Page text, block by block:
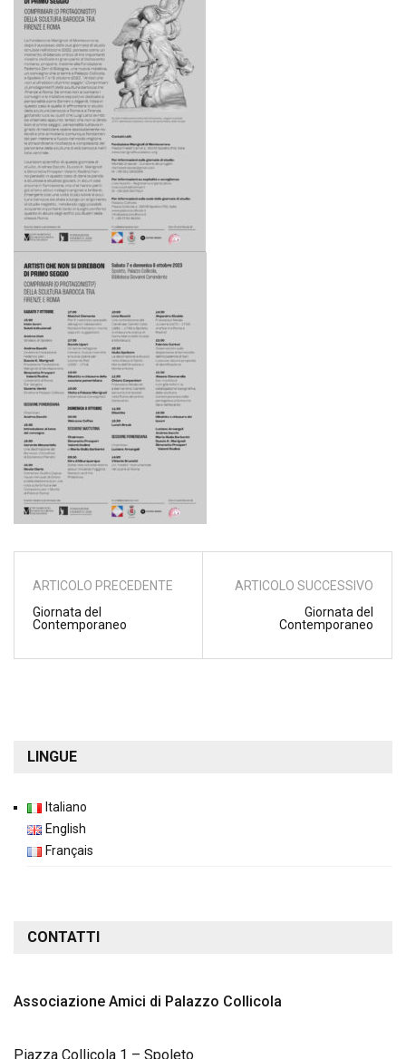
ARTICOLO PRECEDENTE
Giornata del
Contemporaneo
ARTICOLO SUCCESSIVO
Giornata del
Contemporaneo
LINGUE
Italiano
English
Français
CONTATTI
Associazione Amici di Palazzo Collicola
Piazza Collicola 1 – Spoleto